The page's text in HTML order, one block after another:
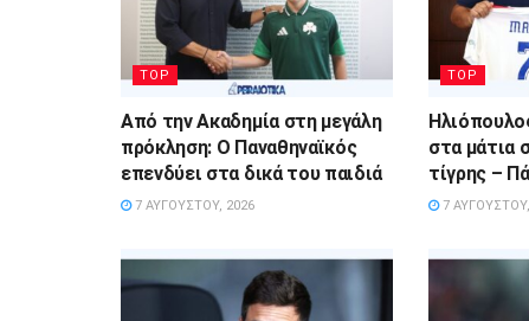
TOP
Από την Ακαδημία στη μεγάλη
πρόκληση: Ο Παναθηναϊκός
επενδύει στα δικά του παιδιά
7 ΑΥΓΟΎΣΤΟΥ, 2026
TOP
στα μάτια
τίγρης –
7